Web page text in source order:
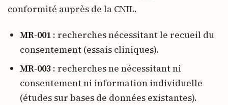
conformité auprès de la CNIL.
MR-001 : recherches nécessitant le recueil du
consentement (essais cliniques).
MR-003 : recherches ne nécessitant ni
consentement ni information individuelle
(études sur bases de données existantes).